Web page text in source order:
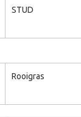
STUD
Rooigras